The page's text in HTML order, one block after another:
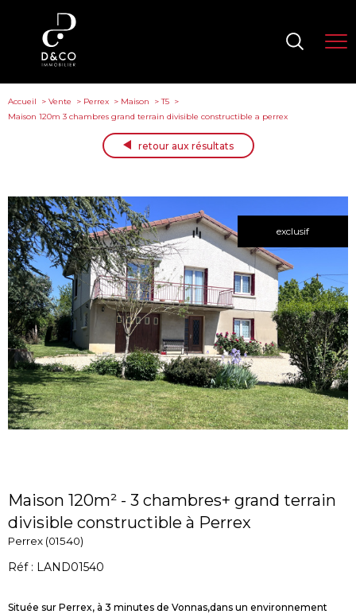
Accueil Vente Perrex Maison
T5
Maison 120m 3 chambres grand terrain divisible constructible a perrex
retour aux résultats
exclusif
Maison 120m² - 3 chambres+ grand terrain
divisible constructible à Perrex
Perrex (01540)
Réf : LAND01540
Située sur Perrex, à 3 minutes de Vonnas,dans un environnement